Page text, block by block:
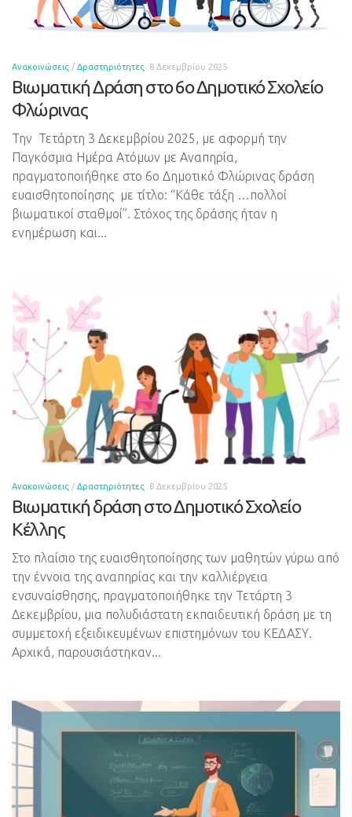
Ανακοινώσεις / Δραστηριότητες 8 Δεκεμβρίου 2025
Βιωματική Δράση στο 6ο Δημοτικό Σχολείο
Φλώρινας
Την Τετάρτη 3 Δεκεμβρίου 2025, με αφορμή την
Παγκόσμια Ημέρα Ατόμων με Αναπηρία,
πραγματοποιήθηκε στο 6ο Δημοτικό Φλώρινας δράση
ευαισθητοποίησης με τίτλο: “Κάθε τάξη …πολλοί
βιωματικοί σταθμοί”. Στόχος της δράσης ήταν η
ενημέρωση και...
Ανακοινώσεις / Δραστηριότητες 8 Δεκεμβρίου 2025
Βιωματική δράση στο Δημοτικό Σχολείο
Κέλλης
Στο πλαίσιο της ευαισθητοποίησης των μαθητών γύρω από
την έννοια της αναπηρίας και την καλλιέργεια
ενσυναίσθησης, πραγματοποιήθηκε την Τετάρτη 3
Δεκεμβρίου, μια πολυδιάστατη εκπαιδευτική δράση με τη
συμμετοχή εξειδικευμένων επιστημόνων του ΚΕΔΑΣΥ.
Αρχικά, παρουσιάστηκαν...